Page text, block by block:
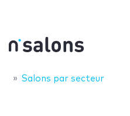
Salons par secteur